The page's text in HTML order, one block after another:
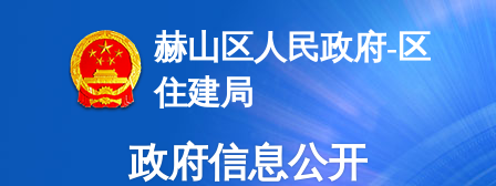
赫山区人民政府-区
住建局
政府信息公开